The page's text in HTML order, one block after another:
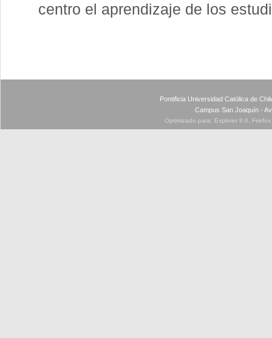
centro el aprendizaje de los
Pontificia Universidad Católica de
Campus San Joaquín -
Optimizado para: Explorer 8.0,